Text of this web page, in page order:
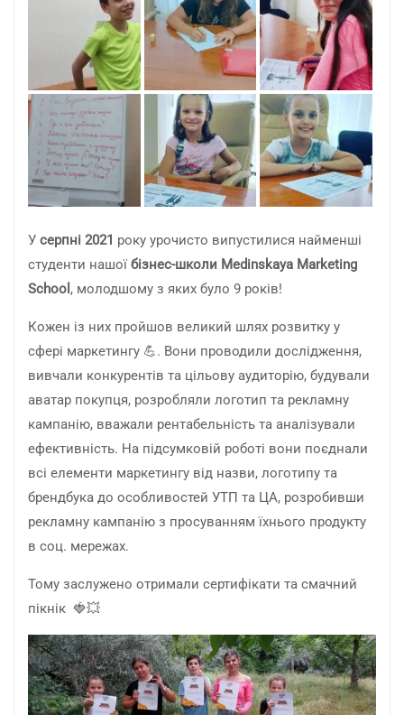
У серпні 2021 року урочисто випустилися найменші
студенти нашої бізнес-школи Medinskaya Marketing
School , молодшому з яких було 9 років!
Кожен із них пройшов великий шлях розвитку у
сфері маркетингу 💪. Вони проводили дослідження,
вивчали конкурентів та цільову аудиторію, будували
аватар покупця, розробляли логотип та рекламну
кампанію, вважали рентабельність та аналізували
ефективність. На підсумковій роботі вони поєднали
всі елементи маркетингу від назви, логотипу та
брендбука до особливостей УТП та ЦА, розробивши
рекламну кампанію з просуванням їхнього продукту
в соц. мережах.
Тому заслужено отримали сертифікати та смачний
пікнік 🍓💥